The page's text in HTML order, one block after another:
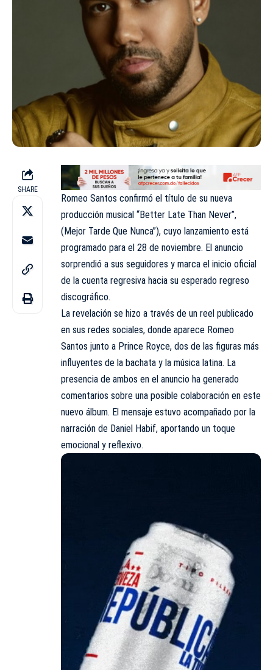
SHARE
Romeo Santos confirmó el título de su nueva
producción musical “Better Late Than Never”,
(Mejor Tarde Que Nunca”), cuyo lanzamiento está
programado para el 28 de noviembre. El anuncio
sorprendió a sus seguidores y marca el inicio oficial
de la cuenta regresiva hacia su esperado regreso
discográfico.
La revelación se hizo a través de un reel publicado
en sus redes sociales, donde aparece Romeo
Santos junto a Prince Royce, dos de las figuras más
influyentes de la bachata y la música latina. La
presencia de ambos en el anuncio ha generado
comentarios sobre una posible colaboración en este
nuevo álbum. El mensaje estuvo acompañado por la
narración de Daniel Habif, aportando un toque
emocional y reflexivo.